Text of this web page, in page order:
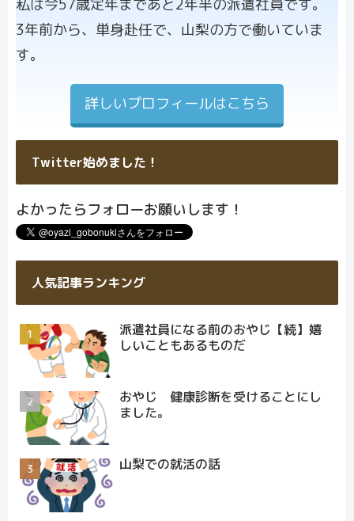
ル画像
私は今57歳定年まであと2年半の派遣社員です。
3年前から、単身赴任で、山梨の方で働いていま
す。
詳しいプロフィールはこちら
Twitter始めました！
よかったらフォローお願いします！
人気記事ランキング
派遣社員になる前のおやじ【続】嬉
しいこともあるものだ
おやじ 健康診断を受けることにし
ました。
山梨での就活の話